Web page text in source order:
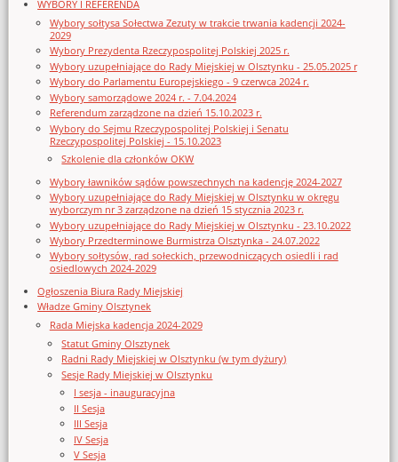
WYBORY I REFERENDA
Wybory sołtysa Sołectwa Zezuty w trakcie trwania kadencji 2024-
2029
Wybory Prezydenta Rzeczypospolitej Polskiej 2025 r.
Wybory uzupełniające do Rady Miejskiej w Olsztynku - 25.05.2025 r
Wybory do Parlamentu Europejskiego - 9 czerwca 2024 r.
Wybory samorządowe 2024 r. - 7.04.2024
Referendum zarządzone na dzień 15.10.2023 r.
Wybory do Sejmu Rzeczypospolitej Polskiej i Senatu
Rzeczypospolitej Polskiej - 15.10.2023
Szkolenie dla członków OKW
Wybory ławników sądów powszechnych na kadencję 2024-2027
Wybory uzupełniające do Rady Miejskiej w Olsztynku w okręgu
wyborczym nr 3 zarządzone na dzień 15 stycznia 2023 r.
Wybory uzupełniające do Rady Miejskiej w Olsztynku - 23.10.2022
Wybory Przedterminowe Burmistrza Olsztynka - 24.07.2022
Wybory sołtysów, rad sołeckich, przewodniczących osiedli i rad
osiedlowych 2024-2029
Ogłoszenia Biura Rady Miejskiej
Władze Gminy Olsztynek
Rada Miejska kadencja 2024-2029
Statut Gminy Olsztynek
Radni Rady Miejskiej w Olsztynku (w tym dyżury)
Sesje Rady Miejskiej w Olsztynku
I sesja - inauguracyjna
II Sesja
III Sesja
IV Sesja
V Sesja